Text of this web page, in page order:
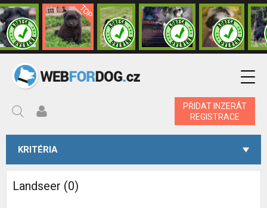
PŘIDAT INZERÁT
REGISTRACE
KRITÉRIA
Landseer (0)